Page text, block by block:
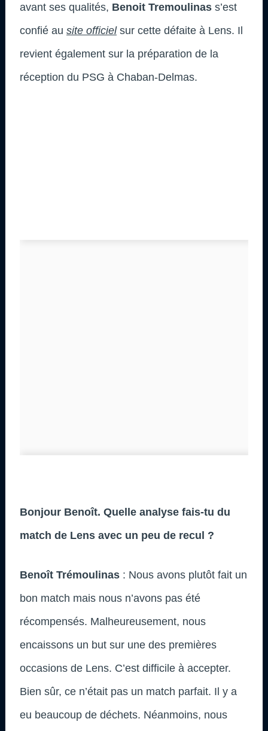
avant ses qualités, Benoit Tremoulinas s’est
confié au site officielsur cette défaite à Lens. Il
revient également sur la préparation de la
réception du PSG à Chaban-Delmas.
Bonjour Benoît. Quelle analyse fais-tu du
match de Lens avec un peu de recul ?
Benoît Trémoulinas : Nous avons plutôt fait un
bon match mais nous n’avons pas été
récompensés. Malheureusement, nous
encaissons un but sur une des premières
occasions de Lens. C’est difficile à accepter.
Bien sûr, ce n’était pas un match parfait. Il y a
eu beaucoup de déchets. Néanmoins, nous